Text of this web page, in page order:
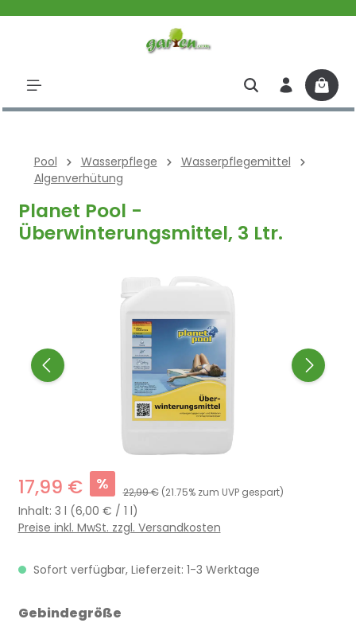
Pool Wasserpflege
Wasserpflegemittel
Algenverhütung
Planet Pool -
Überwinterungsmittel, 3 Ltr.
Bildergalerie überspringen
17,99 € % 22,99 € (21.75% zum UVP gespart)
Inhalt: 3 l (6,00 € / 1 l)
Preise inkl. MwSt. zzgl. Versandkosten
Sofort verfügbar, Lieferzeit: 1-3 Werktage
Gebindegrößeauswählen